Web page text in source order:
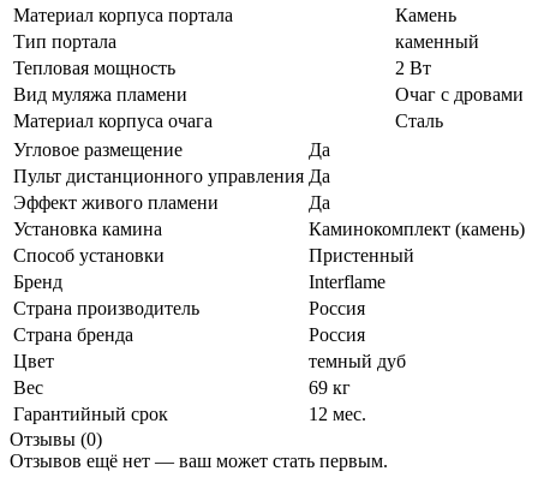
Материал корпуса портала
Камень
Тип портала
каменный
Тепловая мощность
2 Вт
Вид муляжа пламени
Очаг с дровами
Материал корпуса очага
Сталь
Угловое размещение
Да
Пульт дистанционного управления Да
Эффект живого пламени
Да
Установка камина
Каминокомплект (камень)
Способ установки
Пристенный
Бренд
Interflame
Страна производитель
Россия
Страна бренда
Россия
Цвет
темный дуб
Вес
69 кг
Гарантийный срок
12 мес.
Отзывы (0)
Отзывов ещё нет — ваш может стать первым.